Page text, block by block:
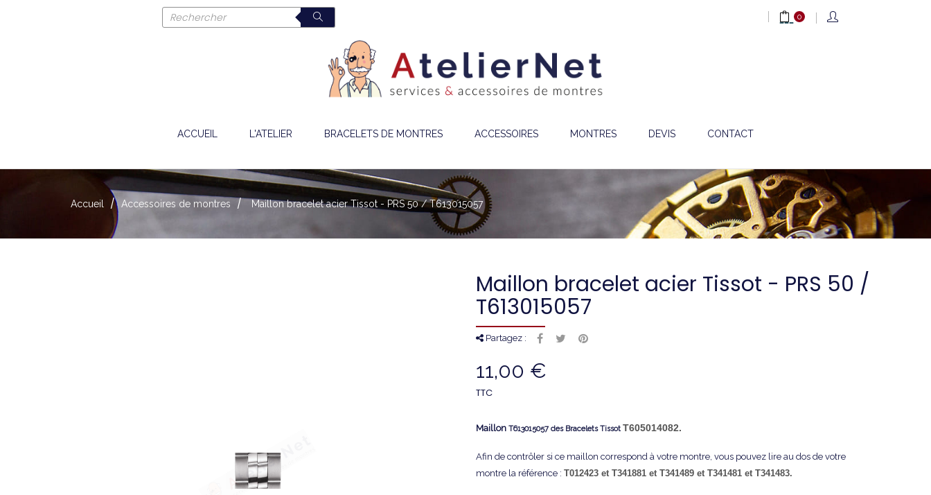
0
ACCUEIL L'ATELIER BRACELETS DE MONTRES ACCESSOIRES MONTRES DEVIS CONTACT
Accueil Accessoires de montres Maillon bracelet acier Tissot - PRS 50 / T613015057
Maillon bracelet acier Tissot - PRS 50 /
T613015057
Partagez :
11,00 €
TTC
Maillon T613015057 des Bracelets Tissot T605014082.
Afin de contrôler si ce maillon correspond à votre montre, vous pouvez lire au dos de votre
montre la référence : T012423 et T341881 et T341489 et T341481 et T341483.